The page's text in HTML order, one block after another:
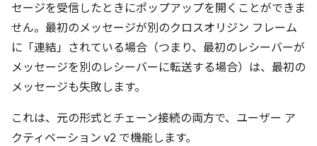
セージを受信したときにポップアップを開くことができま
せん。最初のメッセージが別のクロスオリジン フレーム
に「連結」されている場合（つまり、最初のレシーバーが
メッセージを別のレシーバーに転送する場合）は、最初の
メッセージも失敗します。
これは、元の形式とチェーン接続の両方で、ユーザー ア
クティベーション v2 で機能します。